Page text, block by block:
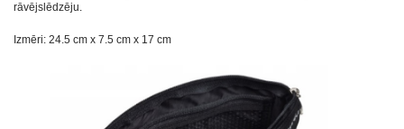
rāvējslēdzēju.
Izmēri: 24.5 сm х 7.5 сm х 17 сm